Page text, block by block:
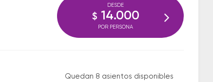
Quedan 8 asientos disponibles
DESDE
$ 14.000
POR PERSONA